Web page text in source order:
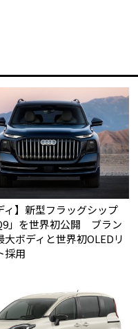
ィ】新型フラッグシップ
」を世界初公開 ブラン
大ボディと世界初OLEDリ
採用